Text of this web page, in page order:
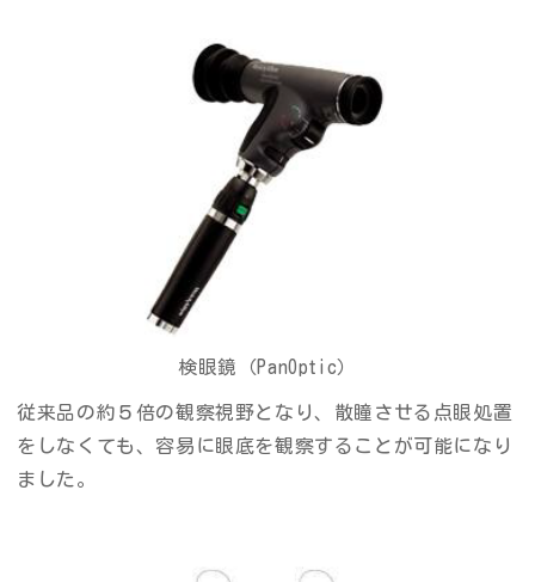
検眼鏡（PanOptic）
従来品の約５倍の観察視野となり、散瞳させる点眼処置
をしなくても、容易に眼底を観察することが可能になり
ました。